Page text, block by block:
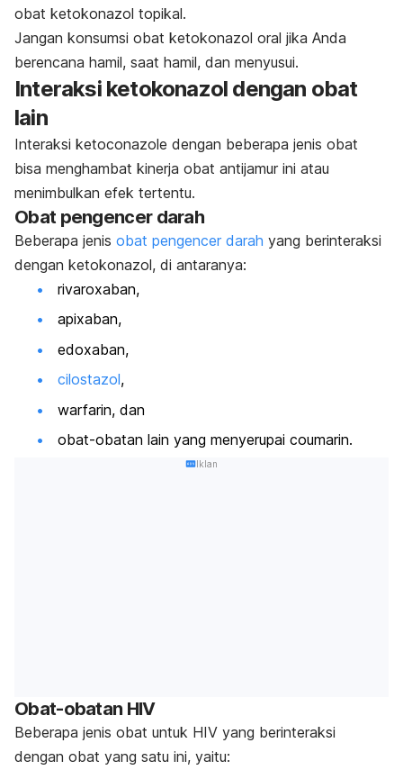
obat ketokonazol topikal.
Jangan konsumsi obat ketokonazol oral jika Anda
berencana hamil, saat hamil, dan menyusui.
Interaksi ketokonazol dengan obat
lain
Interaksi ketoconazole dengan beberapa jenis obat
bisa menghambat kinerja obat antijamur ini atau
menimbulkan efek tertentu.
Obat pengencer darah
Beberapa jenis obat pengencer darah yang berinteraksi
dengan ketokonazol, di antaranya:
rivaroxaban,
apixaban,
edoxaban,
cilostazol,
warfarin, dan
obat-obatan lain yang menyerupai coumarin.
Iklan
Obat-obatan HIV
Beberapa jenis obat untuk HIV yang berinteraksi
dengan obat yang satu ini, yaitu: